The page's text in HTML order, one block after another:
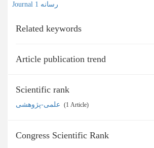
Journal رسانه 1
Related keywords
Article publication trend
Scientific rank
‎ (1 Article)
Congress Scientific Rank